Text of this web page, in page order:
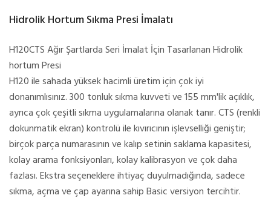
Hidrolik Hortum Sıkma Presi İmalatı
H120CTS Ağır Şartlarda Seri İmalat İçin Tasarlanan Hidrolik
hortum Presi
H120 ile sahada yüksek hacimli üretim için çok iyi
donanımlısınız. 300 tonluk sıkma kuvveti ve 155 mm'lik açıklık,
ayrıca çok çeşitli sıkma uygulamalarına olanak tanır. CTS (renkli
dokunmatik ekran) kontrolü ile kıvırıcının işlevselliği geniştir;
birçok parça numarasının ve kalıp setinin saklama kapasitesi,
kolay arama fonksiyonları, kolay kalibrasyon ve çok daha
fazlası. Ekstra seçeneklere ihtiyaç duyulmadığında, sadece
sıkma, açma ve çap ayarına sahip Basic versiyon tercihtir.